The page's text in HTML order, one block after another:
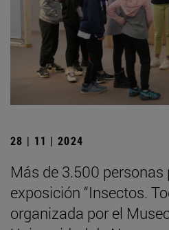
28 | 11 | 2024
Más de 3.500
exposición “Insectos.
organizada por el